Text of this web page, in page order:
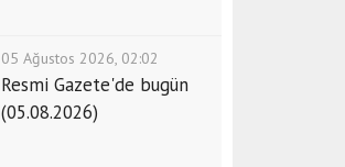
05 Ağustos 2026, 02:02
Resmi Gazete'de bugün
(05.08.2026)